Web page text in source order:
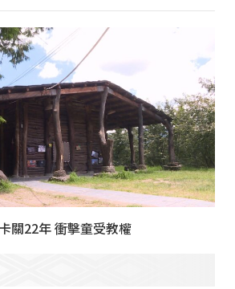
關22年 衝擊童受教權